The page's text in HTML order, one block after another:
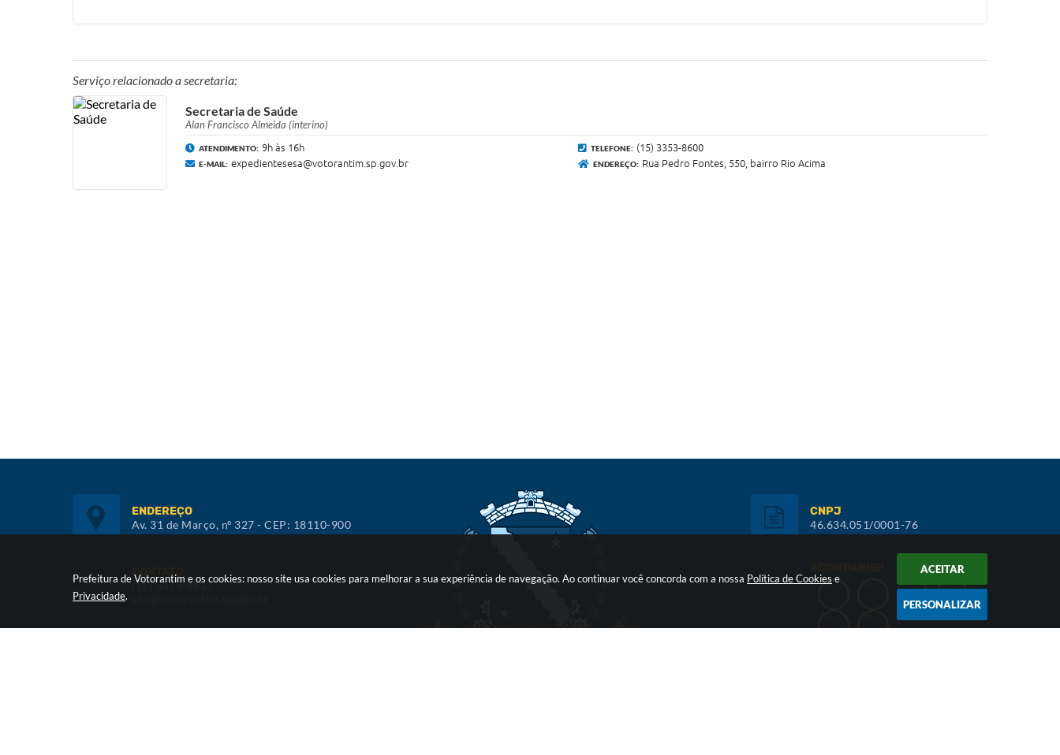
Prefeitura de Votorantim e os cookies: nosso site usa cookies para melhorar a sua experiência de navegação. Ao continuar você concorda com a nossa Política de Cookies e
Privacidade.
ACEITAR
PERSONALIZAR
Serviço relacionado a secretaria:
Secretaria de Saúde
Alan Francisco Almeida (interino)
ATENDIMENTO: 9h às 16h TELEFONE: (15) 3353-8600
E-MAIL: expedientesesa@votorantim.sp.gov.br ENDEREÇO: Rua Pedro Fontes, 550, bairro Rio Acima
ENDEREÇO
Av. 31 de Março, nº 327 - CEP: 18110-900
CONTATO
(15) 3353-8533
CNPJ
46.634.051/0001-76